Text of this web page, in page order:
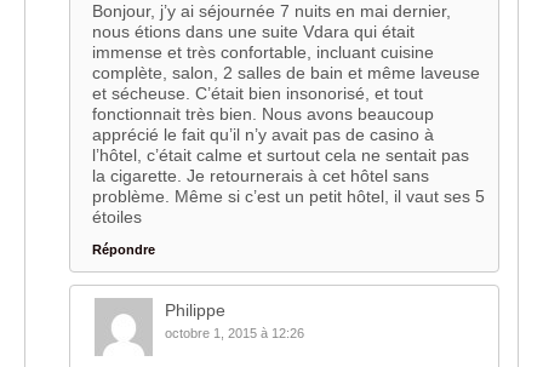
Bonjour, j’y ai séjournée 7 nuits en mai dernier,
nous étions dans une suite Vdara qui était
immense et très confortable, incluant cuisine
complète, salon, 2 salles de bain et même laveuse
et sécheuse. C’était bien insonorisé, et tout
fonctionnait très bien. Nous avons beaucoup
apprécié le fait qu’il n’y avait pas de casino à
l’hôtel, c’était calme et surtout cela ne sentait pas
la cigarette. Je retournerais à cet hôtel sans
problème. Même si c’est un petit hôtel, il vaut ses 5
étoiles
Répondre
Philippe
octobre 1, 2015 à 12:26